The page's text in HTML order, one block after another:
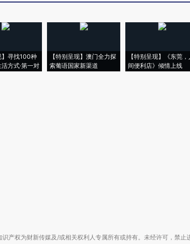
】寻找100种
方式·第一对
【特别呈现】澳门全力探
索葡语国家新渠道
【特别呈现】《东莞，
间便利店》倾情上线
产权为财新传媒及/或相关权利人专属所有或持有。未经许可，禁止